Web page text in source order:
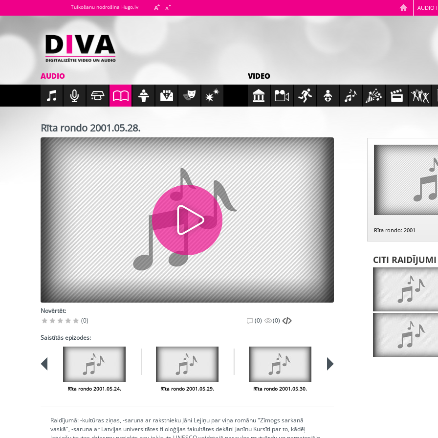
AUDIO
Tulkošanu nodrošina Hugo.lv
AUDIO VIDEO
Rīta rondo 2001.05.28.
Novērtēt:
(0)
(0) (0)
Saistītās epizodes:
Rīta rondo 2001.05.24. Rīta rondo 2001.05.29. Rīta rondo 2001.05.30.
Raidījumā: -kultūras ziņas, -saruna ar rakstnieku Jāni Lejiņu par viņa romānu "Zīmogs sarkanā
vaskā", -saruna ar Latvijas universitātes filoloģijas fakultātes dekāni Janīnu Kursīti par to, kādēļ
Rīta rondo: 2001
CITI